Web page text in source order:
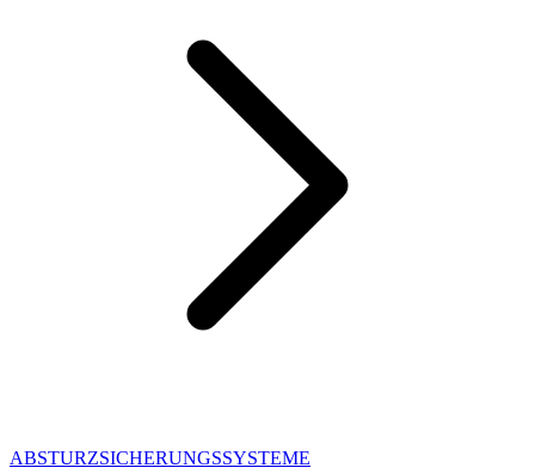
ABSTURZSICHERUNGSSYSTEME